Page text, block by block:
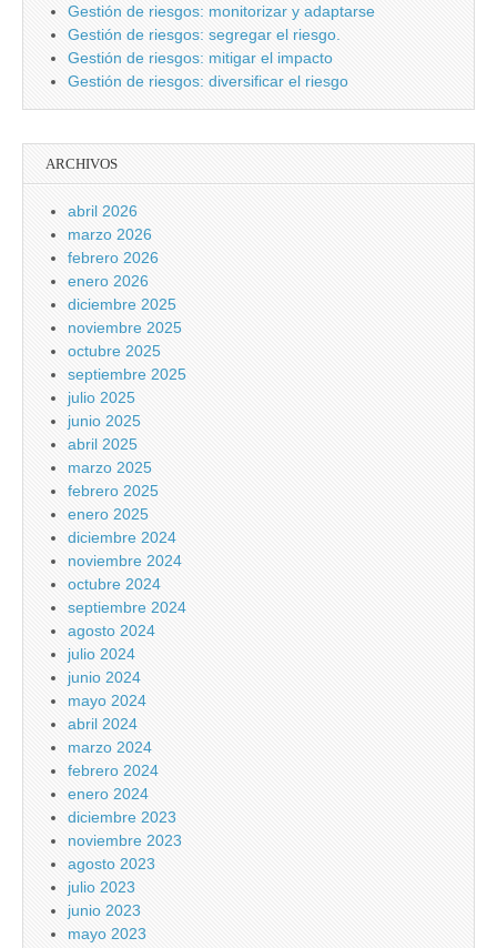
Gestión de riesgos: monitorizar y adaptarse
Gestión de riesgos: segregar el riesgo.
Gestión de riesgos: mitigar el impacto
Gestión de riesgos: diversificar el riesgo
ARCHIVOS
abril 2026
marzo 2026
febrero 2026
enero 2026
diciembre 2025
noviembre 2025
octubre 2025
septiembre 2025
julio 2025
junio 2025
abril 2025
marzo 2025
febrero 2025
enero 2025
diciembre 2024
noviembre 2024
octubre 2024
septiembre 2024
agosto 2024
julio 2024
junio 2024
mayo 2024
abril 2024
marzo 2024
febrero 2024
enero 2024
diciembre 2023
noviembre 2023
agosto 2023
julio 2023
junio 2023
mayo 2023